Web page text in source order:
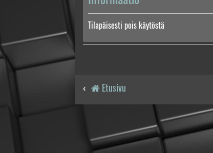
Tilapäisesti pois käytöstä
Etusivu